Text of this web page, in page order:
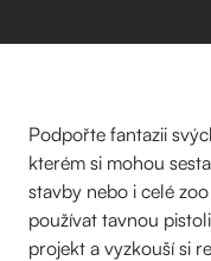
Podpořte fantazii
kterém si mohou
stavby nebo i celé
používat tavnou
projekt a vyzkouší si